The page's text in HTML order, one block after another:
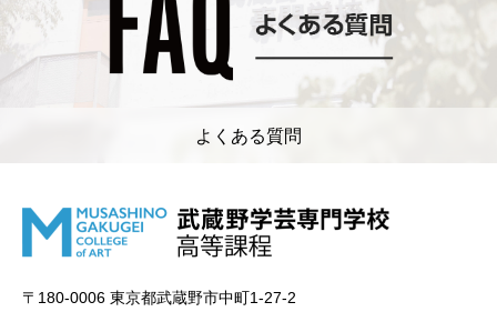
よくある質問
〒180-0006 東京都武蔵野市中町1-27-2